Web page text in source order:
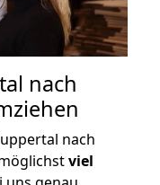
nach
nach
viel